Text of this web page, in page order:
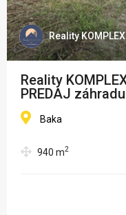
Reality KOMPLEX
Reality KOMPLEX
PREDAJ
Baka
940 m2